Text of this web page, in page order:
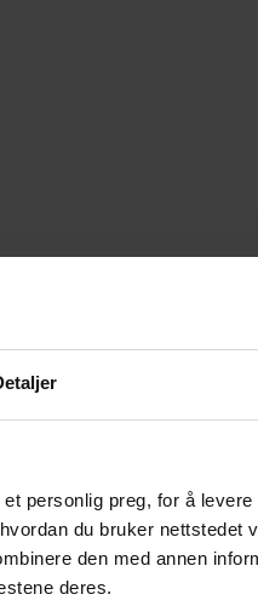
personlig preg, for å
du bruker nettstedet
den med annen
deres.